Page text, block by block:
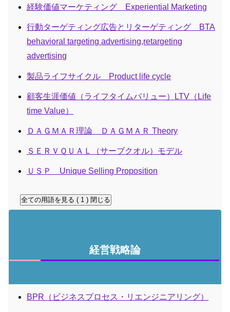
経験価値マーケティング Experiential Marketing
行動ターゲティング広告とリターゲティング BTA
behavioral targeting advertising,retargeting
advertising
製品ライフサイクル Product life cycle
顧客生涯価値（ライフタイムバリュー）LTV（Life
time Value）
ＤＡＧＭＡＲ理論 ＤＡＧＭＡＲ Theory
ＳＥＲＶＱＵＡＬ（サーブクオル）モデル
ＵＳＰ Unique Selling Proposition
全ての用語を見る ( 1 ) 閉じる
経営戦略論
BPR（ビジネスプロセス・リエンジニアリング）